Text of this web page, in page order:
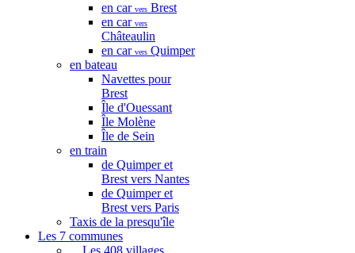
en car vers Brest
en car vers
Châteaulin
en car vers Quimper
en bateau
Navettes pour
Brest
Île d'Ouessant
Île Molène
Île de Sein
en train
de Quimper et
Brest vers Nantes
de Quimper et
Brest vers Paris
Taxis de la presqu'île
Les 7 communes
Les 408 villages